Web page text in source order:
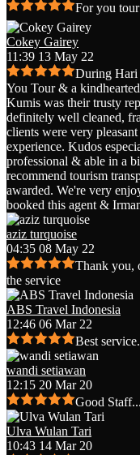
For you
Cokey Gairey
11:39 13 May 22
During Hari
You Tour & a
Kumis was their trusty
definitely well cleaned,
clients were very
experience. Kudos
professional & able in a
recommend tourism
awarded. We're very
booked this agent &
aziz turquoise
04:35 08 May 22
Thank you,
the service
ABS Travel Indonesia
12:46 06 Mar 22
Best
wandi setiawan
12:15 20 Mar 20
Good
Ulva Wulan Tari
10:43 14 Mar 20